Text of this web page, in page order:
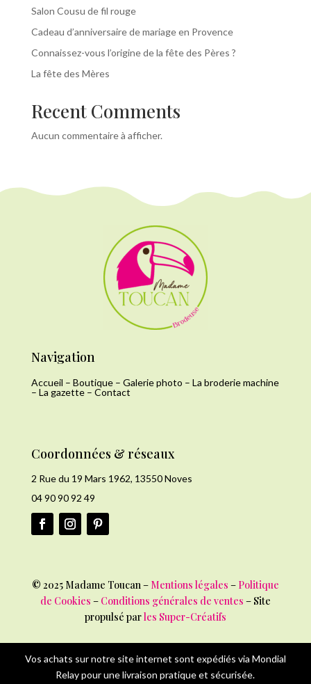
Salon Cousu de fil rouge
Cadeau d’anniversaire de mariage en Provence
Connaissez-vous l’origine de la fête des Pères ?
La fête des Mères
Recent Comments
Aucun commentaire à afficher.
Navigation
Accueil – Boutique– Galerie photo – La broderie machine
– La gazette– Contact
Coordonnées & réseaux
2 Rue du 19 Mars 1962, 13550 Noves
04 90 90 92 49
© 2025 Madame Toucan – Mentions légales – Politique
de Cookies – Conditions générales de ventes – Site
propulsé parles Super-Créatifs
Vos achats sur notre site internet sont expédiés via Mondial
Relay pour une livraison pratique et sécurisée.